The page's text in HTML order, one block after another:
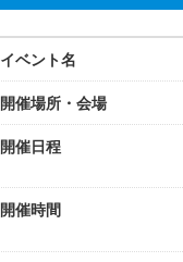
イベント名
開催場所・会場
開催日程
開催時間